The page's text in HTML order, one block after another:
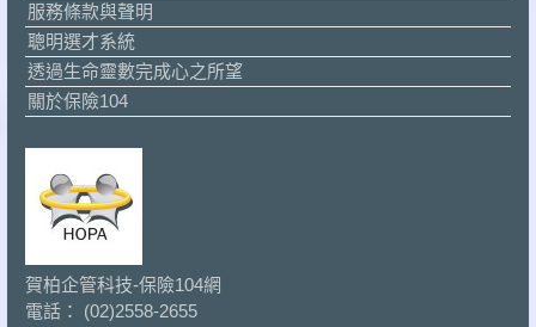
服務條款與聲明
聰明選才系統
透過生命靈數完成心之所望
關於保險104
賀柏企管科技-保險104網
電話： (02)2558-2655